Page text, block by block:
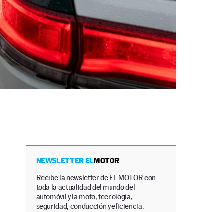
NEWSLETTER ELMOTOR
Recibe la newsletter de EL MOTOR con
toda la actualidad del mundo del
automóvil y la moto, tecnología,
seguridad, conducción y eficiencia.